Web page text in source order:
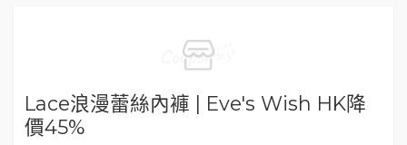
Lace浪漫蕾絲內褲 | Eve's Wish HK降
價45%